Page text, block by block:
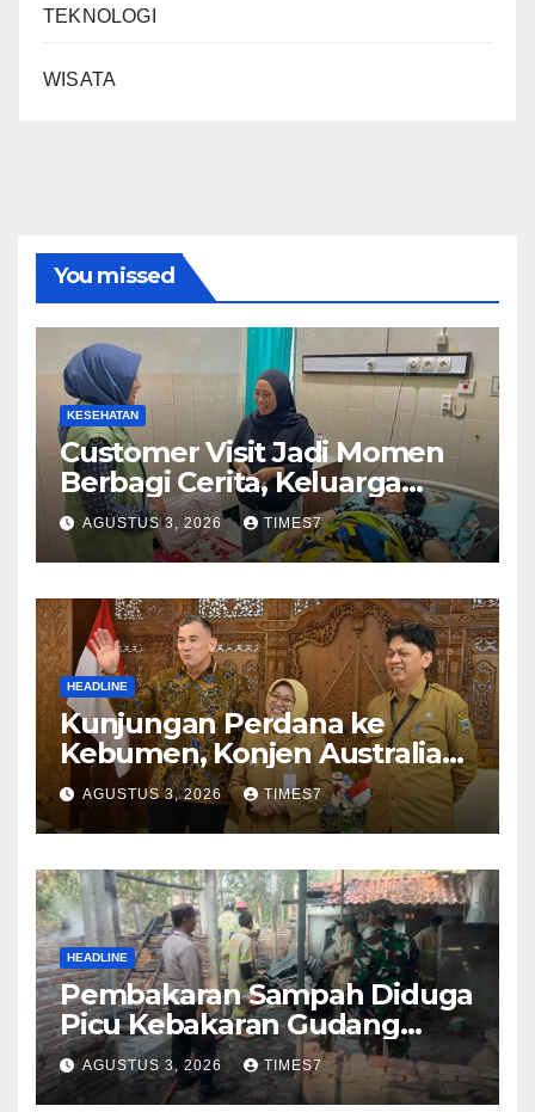
TEKNOLOGI
WISATA
You missed
KESEHATAN
Customer Visit Jadi Momen
Berbagi Cerita, Keluarga
Nurhayati Rasakan Manfaat
NyataProgram JKN
AGUSTUS 3, 2026 TIMES7
HEADLINE
Kunjungan Perdana ke
Kebumen, Konjen Australia
Jajaki Kerja Sama Pariwisata
hingga Pendidikan
AGUSTUS 3, 2026 TIMES7
HEADLINE
Pembakaran Sampah Diduga
Picu Kebakaran Gudang
Furniture di Kebumen
AGUSTUS 3, 2026 TIMES7